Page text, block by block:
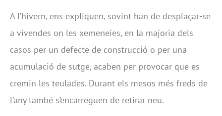
A l’hivern, ens expliquen, sovint han de desplaçar-se
a vivendes on les xemeneies, en la majoria dels
casos per un defecte de construcció o per una
acumulació de sutge, acaben per provocar que es
cremin les teulades. Durant els mesos més freds de
l’any també s’encarreguen de retirar neu.